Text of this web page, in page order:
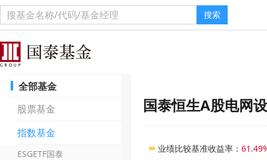
搜索
全部基金
股票基金
指数基金
ESGETF国泰
国泰恒生A股电网
业绩比较基准收益率 ：